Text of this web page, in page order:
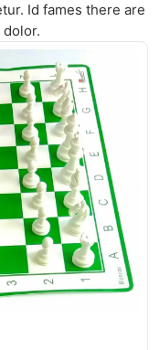
Id fames there are